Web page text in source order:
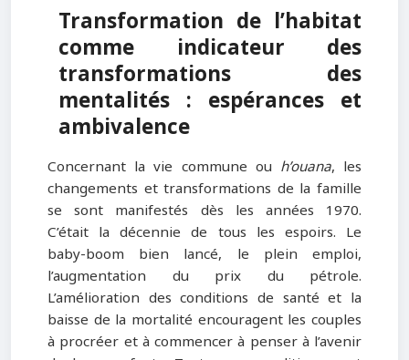
Transformation de l’habitat
comme indicateur des
transformations des
mentalités : espérances et
ambivalence
Concernant la vie commune ou h’ouana, les
changements et transformations de la famille
se sont manifestés dès les années 1970.
C’était la décennie de tous les espoirs. Le
baby-boom bien lancé, le plein emploi,
l’augmentation du prix du pétrole.
L’amélioration des conditions de santé et la
baisse de la mortalité encouragent les couples
à procréer et à commencer à penser à l’avenir